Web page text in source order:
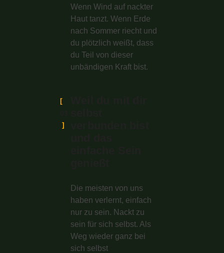
Wenn Wind auf nackter
Haut tanzt. Wenn Erde
nach Sommer riecht und
du plötzlich weißt, dass
du Teil von dieser
unbändigen Kraft bist.
Die meisten von uns
haben verlernt, einfach
nur zu sein. Nackt zu
sein für sich selbst. Als
Weg wieder ganz bei
sich selbst